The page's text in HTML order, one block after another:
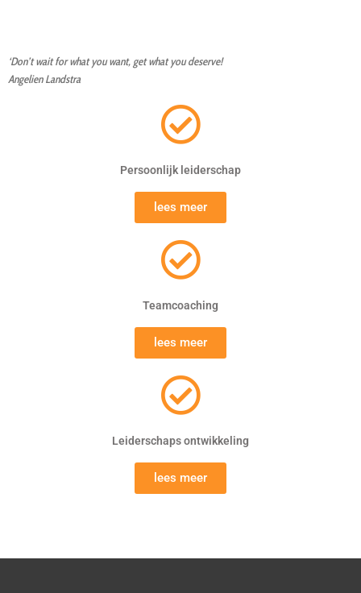
‘Don’t wait for what you want, get what you deserve!
Angelien Landstra
Persoonlijk leiderschap
lees meer
Teamcoaching
lees meer
Leiderschaps ontwikkeling
lees meer